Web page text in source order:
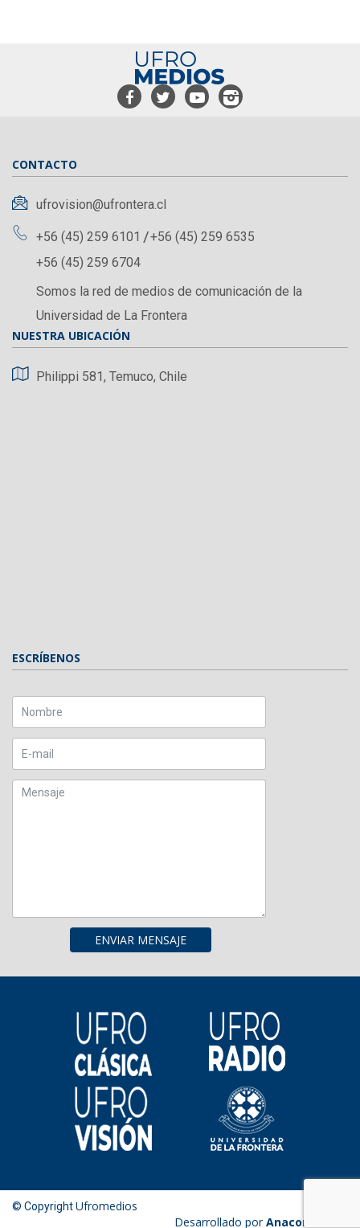
CONTACTO
ufrovision@ufrontera.cl
+56 (45) 259 6101
+56 (45) 259 6535
+56 (45) 259 6704
Somos la red de medios de comunicación de la
Universidad de La Frontera
NUESTRA UBICACIÓN
Philippi 581, Temuco, Chile
ESCRÍBENOS
© CopyrightUfromedios
Desarrollado porAnacondaweb